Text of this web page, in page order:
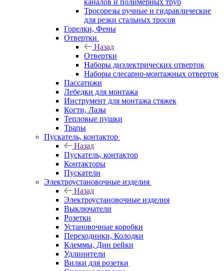
каналов и полимерных труб
Тросорезы ручные и гидравлические
для резки стальных тросов
Горелки, Фены
Отвертки
Назад
Отвертки
Наборы диэлектрических отверток
Наборы слесарно-монтажных отверток
Пассатижи
Лебедки для монтажа
Инструмент для монтажа стяжек
Когти, Лазы
Тепловые пушки
Трапы
Пускатель, контактор
Назад
Пускатель, контактор
Контакторы
Пускатели
Электроустановочные изделия
Назад
Электроустановочные изделия
Выключатели
Розетки
Установочные коробки
Переходники, Колодки
Клеммы, Дин рейки
Удлинители
Вилки для розетки